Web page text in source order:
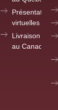
Présentations
virtuelles
Livraison
au Canada